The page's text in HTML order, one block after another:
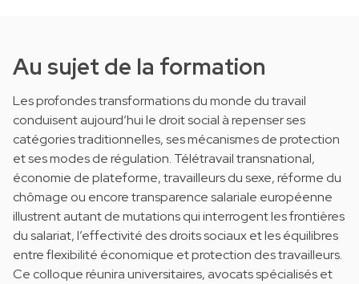
Au sujet de la formation
Les profondes transformations du monde du travail
conduisent aujourd’hui le droit social à repenser ses
catégories traditionnelles, ses mécanismes de protection
et ses modes de régulation. Télétravail transnational,
économie de plateforme, travailleurs du sexe, réforme du
chômage ou encore transparence salariale européenne
illustrent autant de mutations qui interrogent les frontières
du salariat, l’effectivité des droits sociaux et les équilibres
entre flexibilité économique et protection des travailleurs.
Ce colloque réunira universitaires, avocats spécialisés et